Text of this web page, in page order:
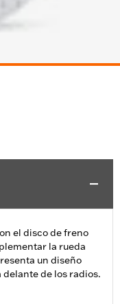
el disco de freno
la rueda
un diseño
de los radios.